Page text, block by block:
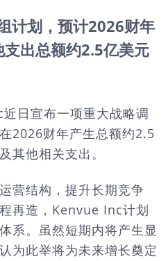
计划，预计2026财年
出总额约2.5亿美元
日宣布一项重大战略调
2026财年产生总额约2.5
其他相关支出。
营结构，提升长期竞争
再造，Kenvue Inc计划
系。虽然短期内将产生显
为此举将为未来增长奠定